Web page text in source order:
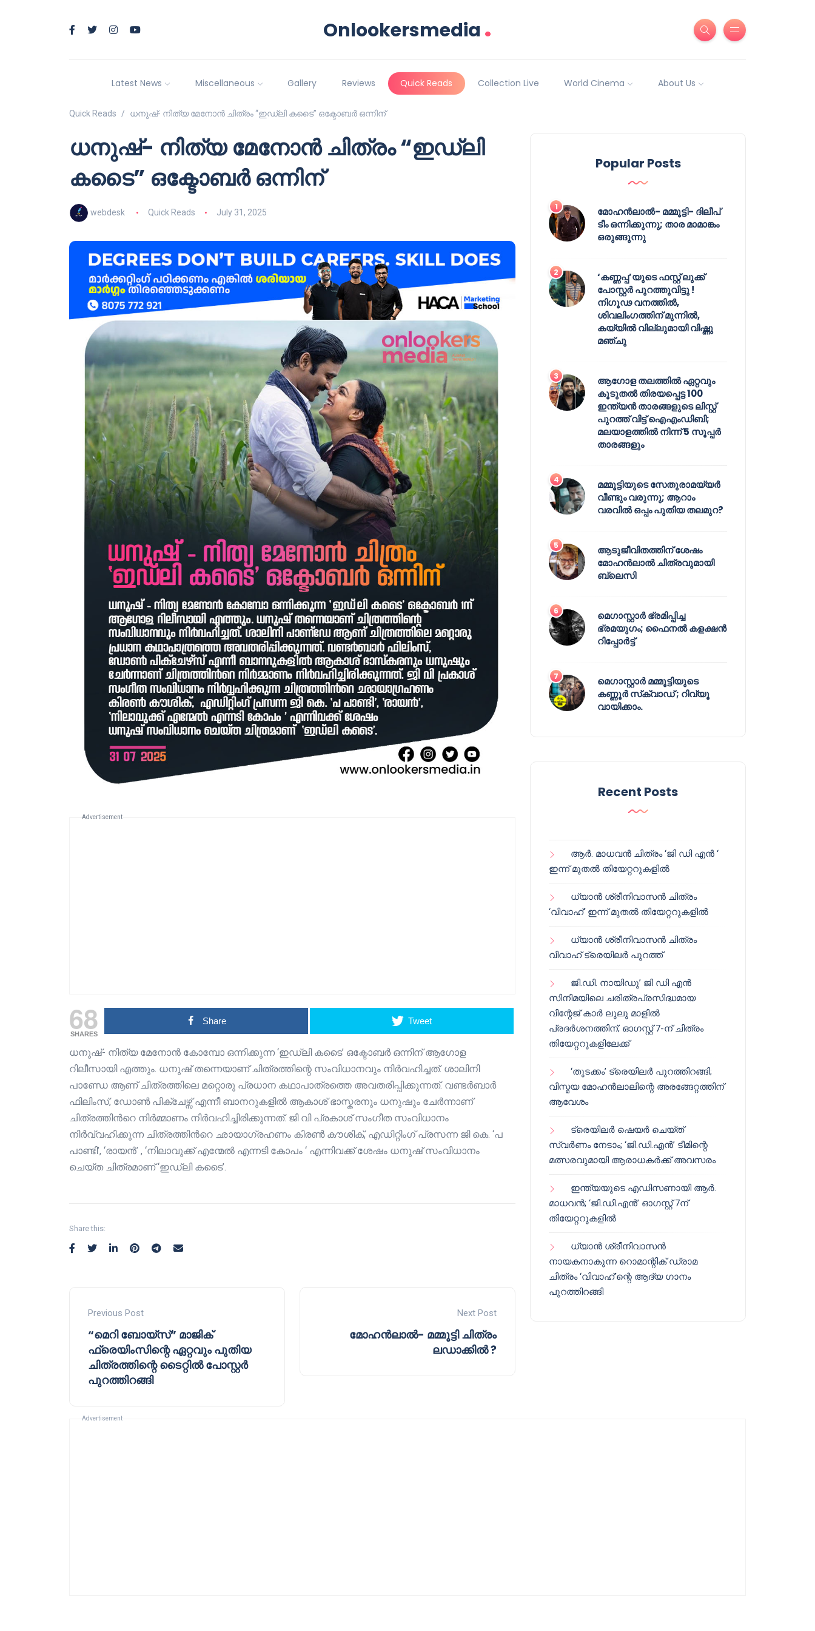
Onlookersmedia .
Latest News Miscellaneous Gallery Reviews Quick Reads Collection Live World Cinema About Us
Quick Reads ധനുഷ്- നിത്യ മേനോൻ ചിത്രം “ഇഡ്‍ലി കടൈ” ഒക്ടോബർ ഒന്നിന്
ധനുഷ്- നിത്യ മേനോൻ ചിത്രം “ഇഡ്‍ലി
കടൈ” ഒക്ടോബർ ഒന്നിന്
webdesk Quick Reads July 31, 2025
Advertisement
68
SHARES
Share Tweet
ധനുഷ്- നിത്യ മേനോൻ കോമ്പോ ഒന്നിക്കുന്ന ‘ഇഡ്‍ലി കടൈ’ ഒക്ടോബർ ഒന്നിന് ആഗോള
റിലീസായി എത്തും. ധനുഷ് തന്നെയാണ് ചിത്രത്തിന്റെ സംവിധാനവും നിർവഹിച്ചത്. ശാലിനി
പാണ്ഡേ ആണ് ചിത്രത്തിലെ മറ്റൊരു പ്രധാന കഥാപാത്രത്തെ അവതരിപ്പിക്കുന്നത്. വണ്ടര്‍ബാര്‍
ഫിലിംസ്, ഡ‍ോണ്‍ പിക്ചേഴ്സ് എന്നീ ബാനറുകളില്‍ ആകാശ് ഭാസ്കരനും ധനുഷും ചേര്‍ന്നാണ്
ചിത്രത്തിന്‍റെ നിര്‍മ്മാണം നിർവഹിച്ചിരിക്കുന്നത്. ജി വി പ്രകാശ് സംഗീത സംവിധാനം
നിര്‍വ്വഹിക്കുന്ന ചിത്രത്തിന്‍റെ ഛായാഗ്രഹണം കിരണ്‍ കൗശിക്, എഡിറ്റിംഗ് പ്രസന്ന ജി കെ. ‘പ
പാണ്ടി’, ‘രായന്‍’ , ‘നിലാവുക്ക് എന്മേല്‍ എന്നടി കോപം ‘ എന്നിവക്ക് ശേഷം ധനുഷ് സംവിധാനം
ചെയ്ത ചിത്രമാണ് ‘ഇഡ്‍ലി കടൈ’.
Share this:
Previous Post
“മെറി ബോയ്സ്” മാജിക്‌
ഫ്രെയിംസിന്റെ ഏറ്റവും പുതിയ
ചിത്രത്തിന്റെ ടൈറ്റിൽ പോസ്റ്റർ
പുറത്തിറങ്ങി
Next Post
മോഹൻലാൽ- മമ്മൂട്ടി ചിത്രം
ലഡാക്കിൽ ?
Popular Posts
മോഹൻലാൽ- മമ്മൂട്ടി- ദിലീപ്
ടീം ഒന്നിക്കുന്നു; താര മാമാങ്കം
ഒരുങ്ങുന്നു
‘കണ്ണപ്പ’യുടെ ഫസ്റ്റ് ലുക്ക്
പോസ്റ്റർ പുറത്തുവിട്ടു !
നിഗൂഢ വനത്തിൽ,
ശിവലിംഗത്തിന് മുന്നിൽ,
കയ്യിൽ വില്ലുമായി വിഷ്ണു
മഞ്ചു
ആഗോള തലത്തിൽ ഏറ്റവും
കൂടുതൽ തിരയപ്പെട്ട 100
ഇന്ത്യൻ താരങ്ങളുടെ ലിസ്റ്റ്
പുറത്ത് വിട്ട് ഐഎംഡിബി;
മലയാളത്തിൽ നിന്ന് 5 സൂപ്പർ
താരങ്ങളും
മമ്മൂട്ടിയുടെ സേതുരാമയ്യർ
വീണ്ടും വരുന്നു; ആറാം
വരവിൽ ഒപ്പം പുതിയ തലമുറ?
ആടുജീവിതത്തിന് ശേഷം
മോഹൻലാൽ ചിത്രവുമായി
ബ്ലെസി
മെഗാസ്റ്റാർ ഭ്രമിപ്പിച്ച
ഭ്രമയുഗം; ഫൈനൽ കളക്ഷൻ
റിപ്പോർട്ട്
മെഗാസ്റ്റാർ മമ്മൂട്ടിയുടെ
കണ്ണൂർ സ്‌ക്വാഡ് ; റിവ്യൂ
വായിക്കാം.
Recent Posts
ആർ. മാധവൻ ചിത്രം ‘ജി ഡി എൻ ‘
ഇന്ന് മുതൽ തിയേറ്ററുകളിൽ
ധ്യാൻ ശ്രീനിവാസൻ ചിത്രം
‘വിവാഹ്’ ഇന്ന് മുതൽ തിയേറ്ററുകളിൽ
ധ്യാൻ ശ്രീനിവാസൻ ചിത്രം
വിവാഹ് ട്രെയിലർ പുറത്ത്
ജി.ഡി. നായിഡു’ ജി ഡി എൻ
സിനിമയിലെ ചരിത്രപ്രസിദ്ധമായ
വിന്റേജ് കാർ ലുലു മാളിൽ
പ്രദർശനത്തിന്; ഓഗസ്റ്റ് 7-ന് ചിത്രം
തിയേറ്ററുകളിലേക്ക്
‘തുടക്കം’ ട്രെയിലർ പുറത്തിറങ്ങി;
വിസ്മയ മോഹൻലാലിന്റെ അരങ്ങേറ്റത്തിന്
ആവേശം
ട്രെയിലർ ഷെയർ ചെയ്‌ത്
സ്വർണം നേടാം; ‘ജി.ഡി.എൻ’ ടീമിന്റെ
മത്സരവുമായി ആരാധകർക്ക് അവസരം
ഇന്ത്യയുടെ എഡിസണായി ആർ.
മാധവൻ; ‘ജി.ഡി.എൻ’ ഓഗസ്റ്റ് 7ന്
തിയേറ്ററുകളിൽ
ധ്യാൻ ശ്രീനിവാസൻ
നായകനാകുന്ന റൊമാന്റിക് ഡ്രാമ
ചിത്രം ‘വിവാഹ്’ന്റെ ആദ്യ ഗാനം
പുറത്തിറങ്ങി
Advertisement